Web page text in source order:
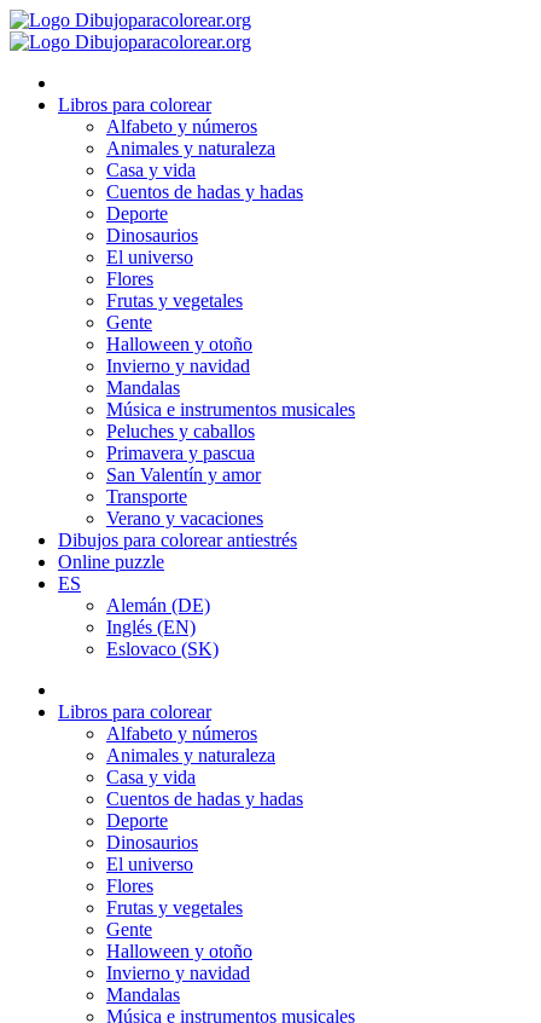
Ir
al
Libros para colorear
Alfabeto y números
Animales y naturaleza
Casa y vida
Cuentos de hadas y hadas
Deporte
Dinosaurios
El universo
Flores
Frutas y vegetales
Gente
Halloween y otoño
Invierno y navidad
Mandalas
Música e instrumentos musicales
Peluches y caballos
Primavera y pascua
San Valentín y amor
Transporte
Verano y vacaciones
Dibujos para colorear antiestrés
Online puzzle
ES
Alemán (DE)
Inglés (EN)
Eslovaco (SK)
Libros para colorear
Alfabeto y números
Animales y naturaleza
Casa y vida
Cuentos de hadas y hadas
Deporte
Dinosaurios
El universo
Flores
Frutas y vegetales
Gente
Halloween y otoño
Invierno y navidad
Mandalas
Música e instrumentos musicales